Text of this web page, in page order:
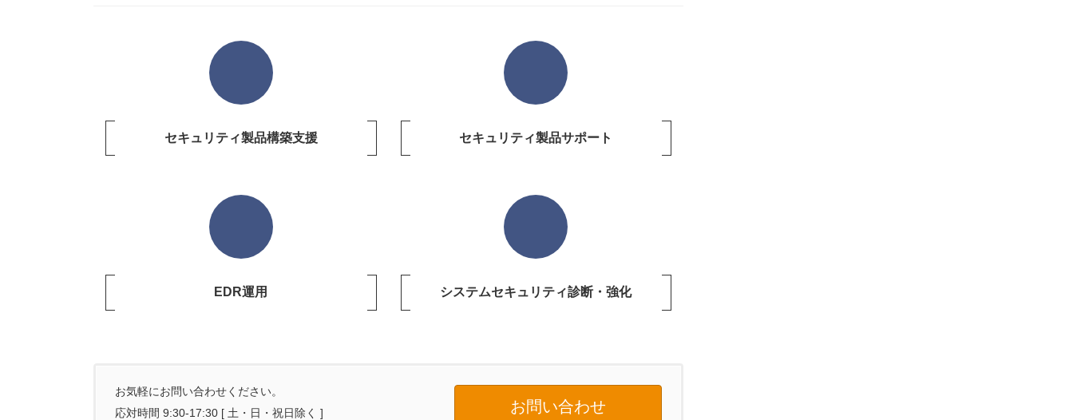
セキュリティ製品構築支援 セキュリティ製品サポート
EDR運用 システムセキュリティ診断・強化
お気軽にお問い合わせください。
応対時間 9:30-17:30 [ 土・日・祝日除く ]
お問い合わせ